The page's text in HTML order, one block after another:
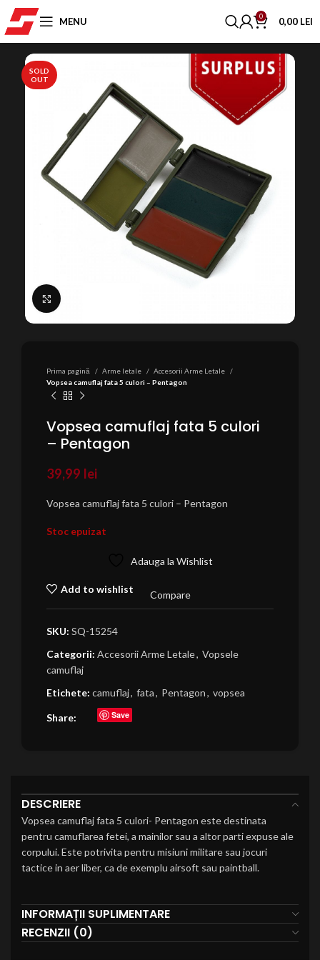
MENU 0 0,00 LEI
SOLD
OUT
Prima pagină Arme letale
Accesorii Arme Letale
Vopsea camuflaj fata 5 culori – Pentagon
Vopsea camuflaj fata 5 culori
– Pentagon
39,99 lei
Vopsea camuflaj fata 5 culori – Pentagon
Stoc epuizat
Adauga la Wishlist
Add to wishlist
Compare
SKU: SQ-15254
Categorii: Accesorii Arme Letale, Vopsele
camuflaj
Etichete: camuflaj, fata, Pentagon, vopsea
Share: Save
DESCRIERE
Vopsea camuflaj fata 5 culori- Pentagon este destinata
pentru camuflarea fetei, a mainilor sau a altor parti expuse ale
corpului. Este potrivita pentru misiuni militare sau jocuri
tactice in aer liber, ca de exemplu airsoft sau paintball.
INFORMAȚII SUPLIMENTARE
RECENZII (0)